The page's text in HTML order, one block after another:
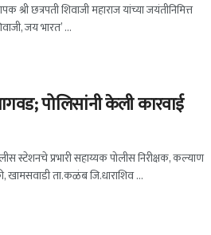
श्री छत्रपती शिवाजी महाराज यांच्या जयंतीनिमित्त
जय भारत’ ...
पोलिसांनी केली कारवाई
स्टेशनचे प्रभारी सहाय्यक पोलीस निरीक्षक, कल्याण
खामसवाडी ता.कळंब जि.धाराशिव ...